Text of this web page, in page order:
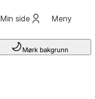
Min side Meny
Mørk bakgrunn